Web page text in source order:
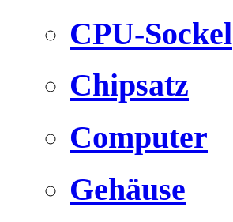
CPU-Sockel
Chipsatz
Computer
Gehäuse